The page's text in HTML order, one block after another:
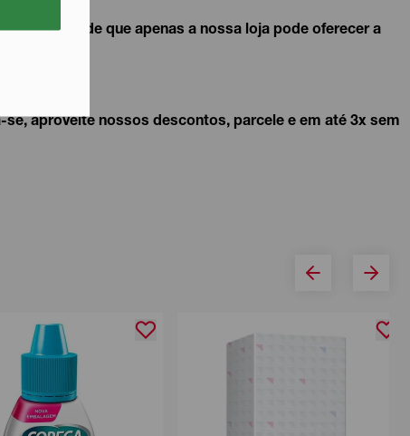
a qualidade que apenas a nossa loja pode oferecer a
se, aproveite nossos descontos, parcele e em até 3x sem